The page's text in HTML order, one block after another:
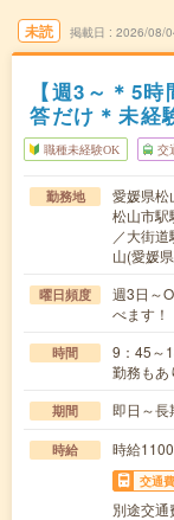
未読 掲載日 2026/08/
【週3～＊5
答だけ＊未経
職種未経験OK 交
勤務地
愛媛県松
松山市駅
／大街
山(愛媛
曜日頻度
週3日～
べます！
時間
9：45～
勤務も
期間 即日～長
時給 時給
交通費
別途交通